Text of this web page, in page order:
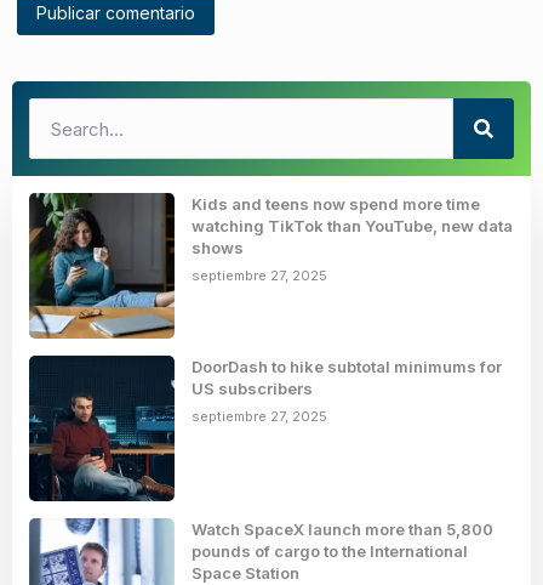
Kids and teens now spend more time
watching TikTok than YouTube, new data
shows
septiembre 27, 2025
DoorDash to hike subtotal minimums for
US subscribers
septiembre 27, 2025
Watch SpaceX launch more than 5,800
pounds of cargo to the International
Space Station